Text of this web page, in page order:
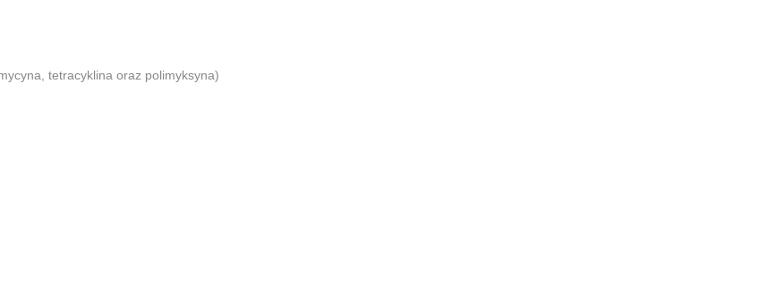
tetracyklina oraz polimyksyna)